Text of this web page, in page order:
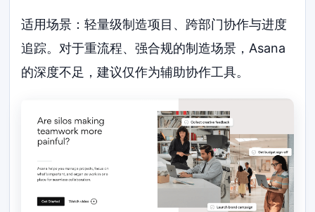
适用场景：轻量级制造项目、跨部门协作与进度
追踪。对于重流程、强合规的制造场景，Asana
的深度不足，建议仅作为辅助协作工具。